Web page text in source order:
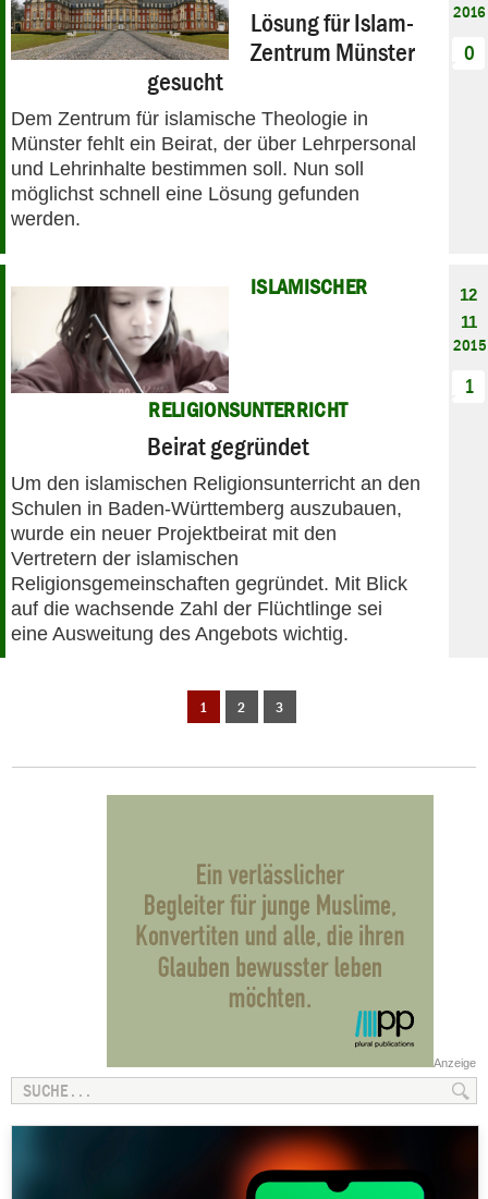
Lösung für Islam-
Zentrum Münster
gesucht
Dem Zentrum für islamische Theologie in
Münster fehlt ein Beirat, der über Lehrpersonal
und Lehrinhalte bestimmen soll. Nun soll
möglichst schnell eine Lösung gefunden
werden.
2016
0
ISLAMISCHER
RELIGIONSUNTERRICHT
Beirat gegründet
Um den islamischen Religionsunterricht an den
Schulen in Baden-Württemberg auszubauen,
wurde ein neuer Projektbeirat mit den
Vertretern der islamischen
Religionsgemeinschaften gegründet. Mit Blick
auf die wachsende Zahl der Flüchtlinge sei
eine Ausweitung des Angebots wichtig.
12
11
2015
1
1 2 3
Anzeige